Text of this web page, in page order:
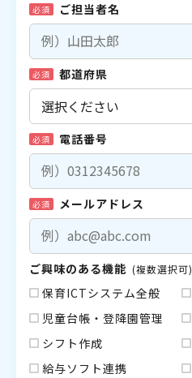
必須 ご担当者名
必須 都道府県
必須 電話番号
必須 メールアドレス
ご興味のある機能 (複数選択可)
保育ICTシステム全般
児童台帳・登降園管理
シフト作成
給与ソフト連携